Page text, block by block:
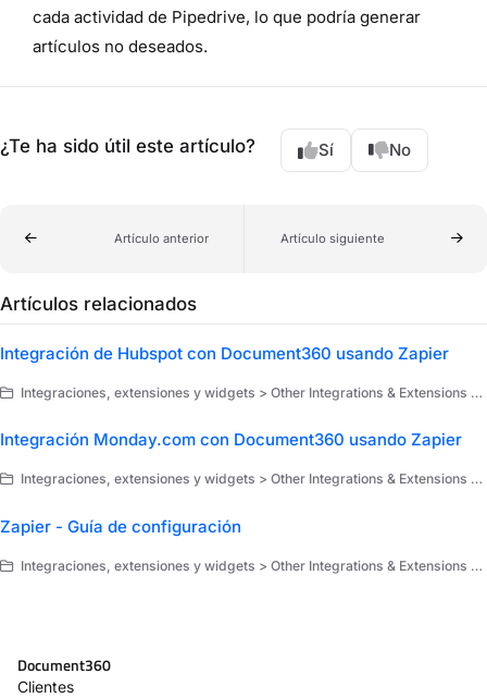
cada actividad de Pipedrive, lo que podría generar
artículos no deseados.
¿Te ha sido útil este artículo? Sí No
Artículo anterior Artículo siguiente
Artículos relacionados
Integración de Hubspot con Document360 usando Zapier
Integraciones, extensiones y widgets > Other Integrations & Extensions > Extensiones > Zapier > Use cases of Zapier
Integración Monday.com con Document360 usando Zapier
Integraciones, extensiones y widgets > Other Integrations & Extensions > Extensiones > Zapier > Use cases of Zapier
Zapier - Guía de configuración
Integraciones, extensiones y widgets > Other Integrations & Extensions > Extensiones > Zapier
Document360
Clientes